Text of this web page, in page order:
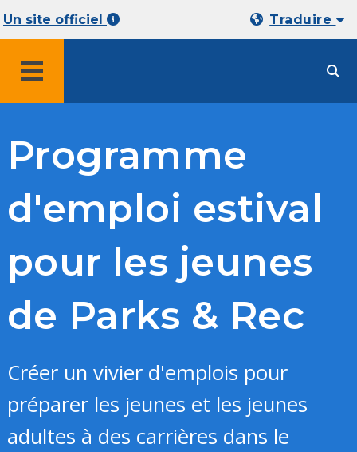
Un site officiel Traduire
Programme
d'emploi estival
pour les jeunes
de Parks & Rec
Créer un vivier d'emplois pour
préparer les jeunes et les jeunes
adultes à des carrières dans le